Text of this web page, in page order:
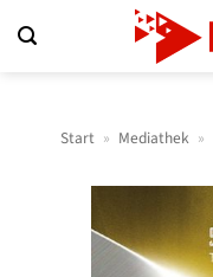
Inhalt
Start » Mediathek »